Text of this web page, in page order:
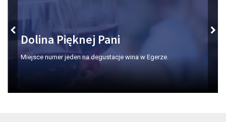
Dolina Pięknej Pani
Miejsce numer jeden na degustacje wina w Egerze.